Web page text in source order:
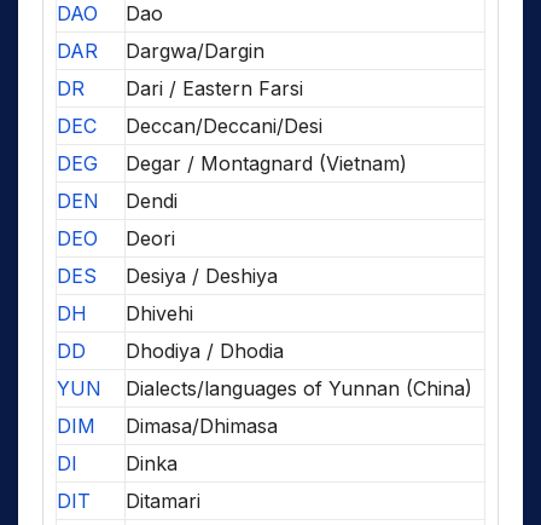
DAO
Dao
DAR
Dargwa/Dargin
DR
Dari / Eastern Farsi
DEC
Deccan/Deccani/Desi
DEG
Degar / Montagnard (Vietnam)
DEN
Dendi
DEO
Deori
DES
Desiya / Deshiya
DH
Dhivehi
DD
Dhodiya / Dhodia
YUN
Dialects/languages of Yunnan (China)
DIM
Dimasa/Dhimasa
DI
Dinka
DIT
Ditamari